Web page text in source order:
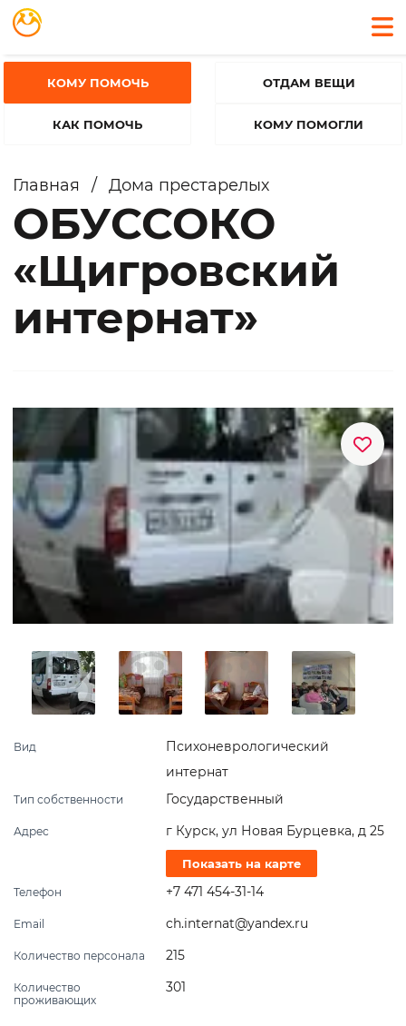
КОМУ ПОМОЧЬ
КАК ПОМОЧЬ
ОТДАМ ВЕЩИ
КОМУ ПОМОГЛИ
Главная / Дома престарелых
ОБУССОКО
«Щигровский
интернат»
Вид
Психоневрологический
интернат
Тип собственности Государственный
Адрес г Курск, ул Новая Бурцевка, д 25
Показать на карте
Телефон +7 471 454-31-14
Email ch.internat@yandex.ru
Количество персонала 215
Количество
проживающих
301